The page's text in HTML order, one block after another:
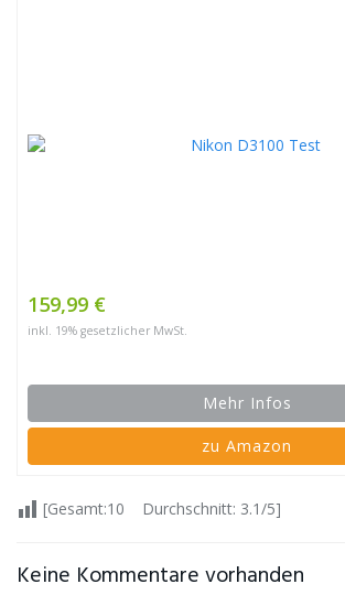
159,99 €
inkl. 19% gesetzlicher MwSt.
Mehr Infos
zu Amazon
[Gesamt:10 Durchschnitt: 3.1/5]
Keine Kommentare vorhanden